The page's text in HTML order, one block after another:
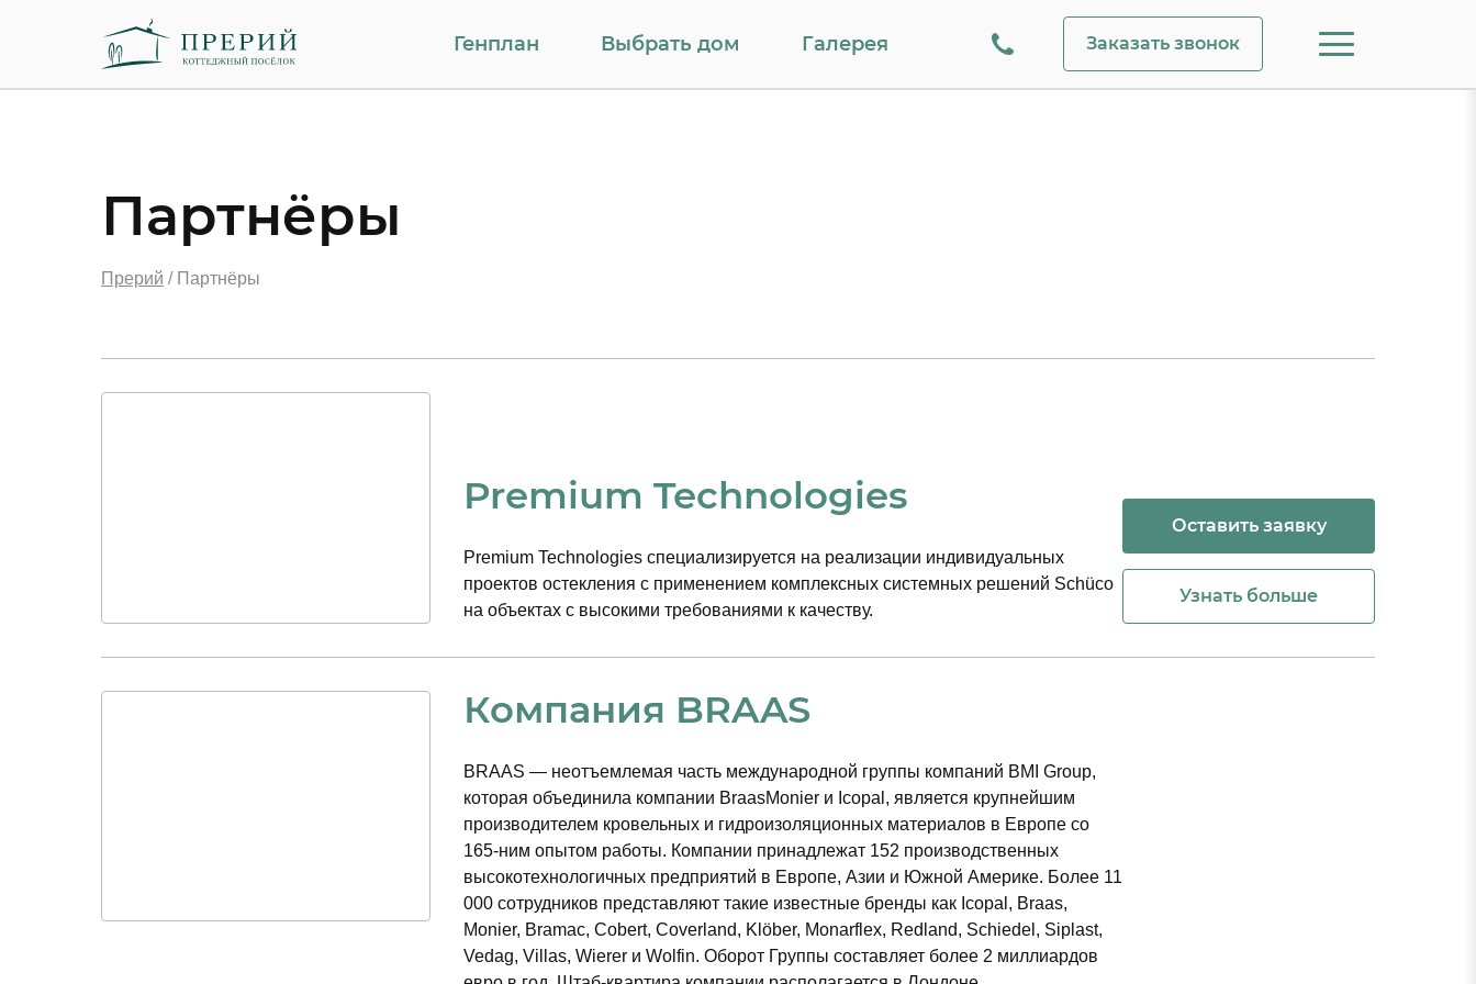
Генплан Выбрать дом Галерея Заказать звонок
Партнёры
Прерий / Партнёры
Premium Technologies
Premium Technologies специализируется на реализации индивидуальных
проектов остекления с применением комплексных системных решений Schüco
на объектах с высокими требованиями к качеству.
Оставить заявку
Узнать больше
Компания BRAAS
BRAAS — неотъемлемая часть международной группы компаний BMI Group,
которая объединила компании BraasMonier и Icopal, является крупнейшим
производителем кровельных и гидроизоляционных материалов в Европе со
165-ним опытом работы. Компании принадлежат 152 производственных
высокотехнологичных предприятий в Европе, Азии и Южной Америке. Более 11
000 сотрудников представляют такие известные бренды как Icopal, Braas,
Monier, Bramac, Cobert, Coverland, Klöber, Monarflex, Redland, Schiedel, Siplast,
Vedag, Villas, Wierer и Wolfin. Оборот Группы составляет более 2 миллиардов